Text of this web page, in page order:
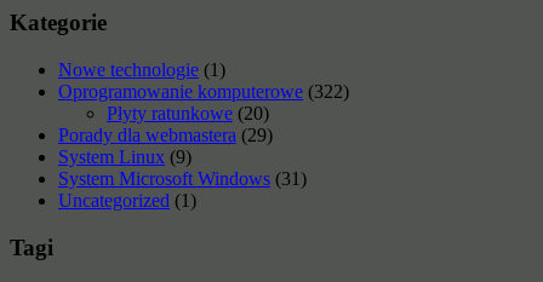
Kategorie
Nowe technologie (1)
Oprogramowanie komputerowe (322)
Płyty ratunkowe (20)
Porady dla webmastera (29)
System Linux (9)
System Microsoft Windows (31)
Uncategorized (1)
Tagi